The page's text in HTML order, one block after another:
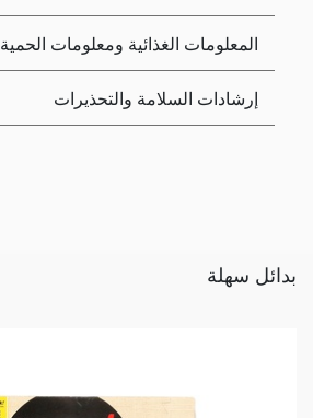
المعلومات الغذائية ومعلومات الحمية
إرشادات السلامة والتحذيرات
بدائل سهلة